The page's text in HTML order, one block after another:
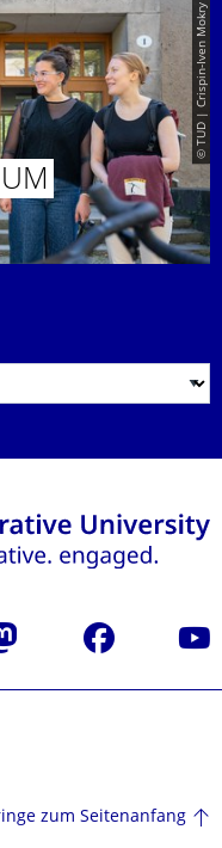
© TUD | Crispin-Iven Mokry
Facebook
zum Seitenanfang